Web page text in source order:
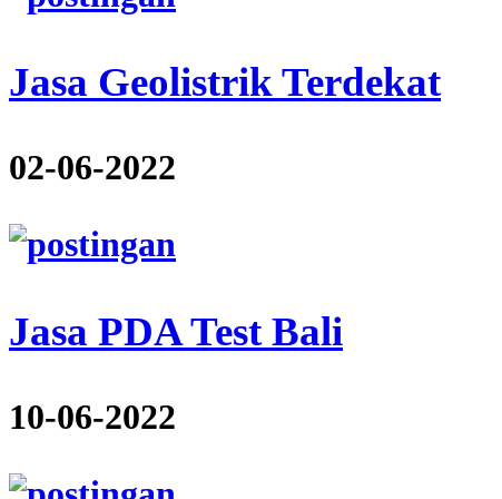
Jasa Geolistrik Terdekat
02-06-2022
Jasa PDA Test Bali
10-06-2022